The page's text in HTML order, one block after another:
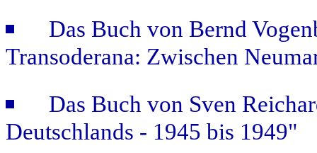
Das Buch von Bernd
Transoderana: Zwischen
Das Buch von Sven
Deutschlands - 1945 bis 1949"